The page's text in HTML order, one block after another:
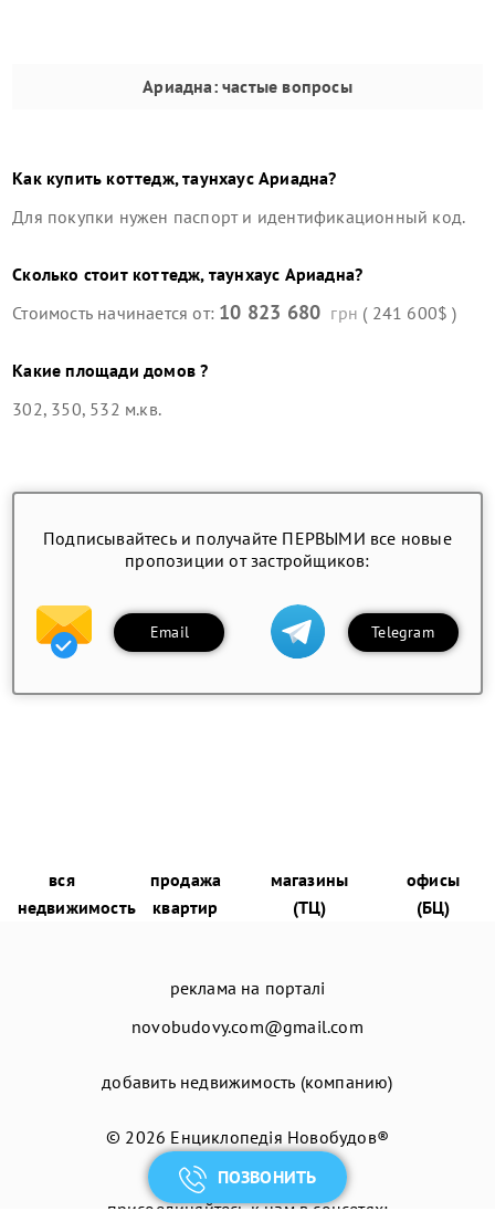
ПОЗВОНИТЬ
Ариадна: частые вопросы
Как купитькоттедж, таунхаус Ариадна?
Для покупки нужен паспорт и идентификационный код.
Сколько стоиткоттедж, таунхаус Ариадна?
Стоимость начинается от: 10 823 680 грн ( 241 600$ )
Какие площади домов ?
302, 350, 532 м.кв.
Подписывайтесь и получайте ПЕРВЫМИ все новые
пропозиции от застройщиков:
Email Telegram
вся
недвижимость
продажа
квартир
магазины
(ТЦ)
офисы
(БЦ)
реклама на порталі
novobudovy.com@gmail.com
добавить недвижимость (компанию)
© 2026 Енциклопедія Новобудов®
присоединяйтесь к нам в соцсетях: